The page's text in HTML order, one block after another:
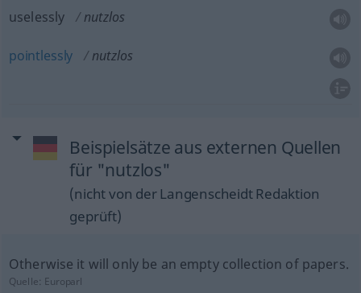
uselessly nutzlos
pointlessly nutzlos
Beispielsätze aus externen Quellen
für "nutzlos"
(nicht von der Langenscheidt Redaktion
geprüft)
Otherwise it will only be an empty collection of papers.
Quelle: Europarl